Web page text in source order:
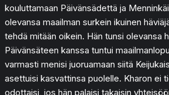
kouluttamaan Päivänsädettä ja
olevansa maailman surkein ikuinen
tehdä mitään oikein. Hän tunsi olevansa
Päivänsäteen kanssa tuntui
varmasti menisi juoruamaan siitä
asettuisi kasvattinsa puolelle. Kharon ei
odottaisi, jos hän palaisi takaisin